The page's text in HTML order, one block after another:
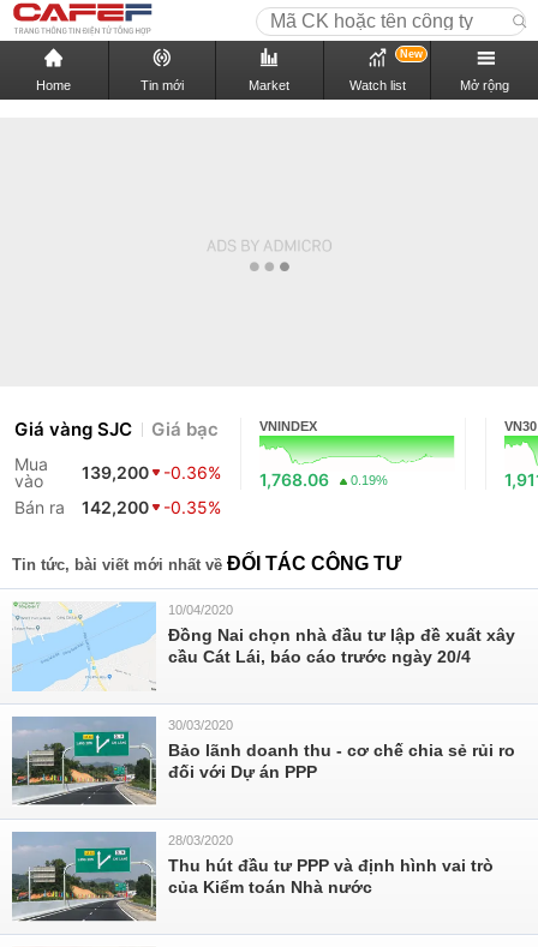
Home Tin mới Market Watch list
New
Mở rộng
Giá vàng SJC Giá bạc
Mua
vào
139,200
-0.36%
Bán ra
142,200 -0.35%
VNINDEX
1,768.06 0.19%
VN30
Tin tức, bài viết mới nhất về ĐỐI TÁC CÔNG TƯ
10/04/2020
Đồng Nai chọn nhà đầu tư lập đề xuất xây
cầu Cát Lái, báo cáo trước ngày 20/4
30/03/2020
Bảo lãnh doanh thu - cơ chế chia sẻ rủi ro
đối với Dự án PPP
28/03/2020
Thu hút đầu tư PPP và định hình vai trò
của Kiểm toán Nhà nước